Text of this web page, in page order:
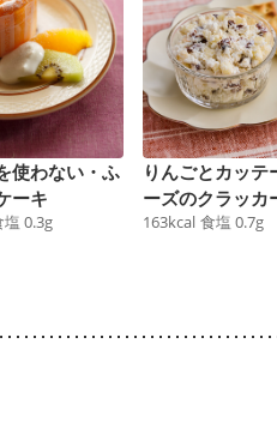
使わない・ふ
ーキ
塩 0.3g
りんごとカッテ
ーズのクラッカ
163kcal 食塩 0.7g